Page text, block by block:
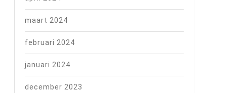
maart 2024
februari 2024
januari 2024
december 2023